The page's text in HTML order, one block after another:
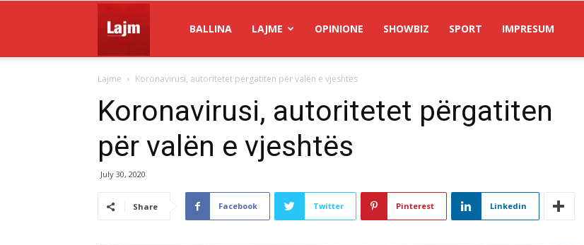
Lajm
BALLINA LAJME OPINIONE SHOWBIZ SPORT IMPRESUM
Lajme Koronavirusi, autoritetet përgatiten për valën e vjeshtës
Koronavirusi, autoritetet përgatiten
për valën e vjeshtës
July 30, 2020
Share Facebook Twitter Pinterest Linkedin